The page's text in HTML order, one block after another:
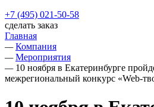
+7 (495) 021-50-58
сделать заказ
Главная
— Компания
— Мероприятия
— 10 ноября в Екатеринбурге
межрегиональный конкурс «Web-